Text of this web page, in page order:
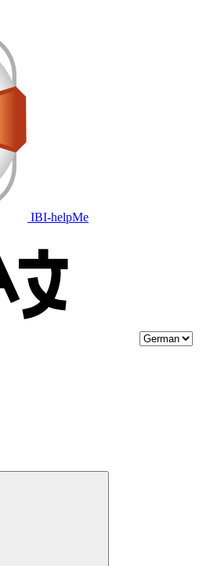
IBI-helpMe